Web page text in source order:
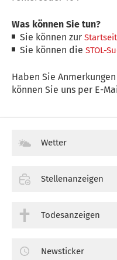
Was können Sie tun?
Sie können zur
Sie können dieSTOL-
Haben Sie
können Sie uns per E-
Wetter
Stellenanzeigen
Todesanzeigen
Newsticker